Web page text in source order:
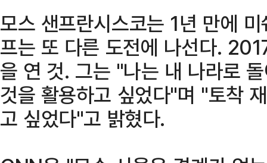
모스 샌프란시스코는 1년 만에
프는 또 다른 도전에 나선다.
을 연 것. 그는 "나는 내 나라로
것을 활용하고 싶었다"며 "토착
고 싶었다"고 밝혔다.